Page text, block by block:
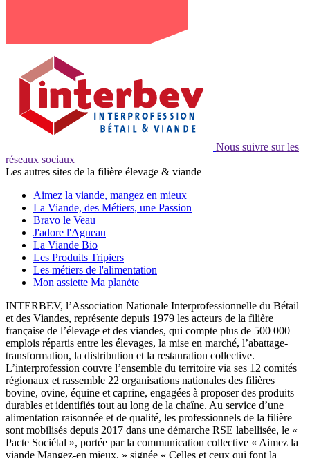
Nous suivre sur les
réseaux sociaux
Les autres sites de la filière élevage & viande
Aimez la viande, mangez en mieux
La Viande, des Métiers, une Passion
Bravo le Veau
J'adore l'Agneau
La Viande Bio
Les Produits Tripiers
Les métiers de l'alimentation
Mon assiette Ma planète
INTERBEV, l’Association Nationale Interprofessionnelle du Bétail
et des Viandes, représente depuis 1979 les acteurs de la filière
française de l’élevage et des viandes, qui compte plus de 500 000
emplois répartis entre les élevages, la mise en marché, l’abattage-
transformation, la distribution et la restauration collective.
L’interprofession couvre l’ensemble du territoire via ses 12 comités
régionaux et rassemble 22 organisations nationales des filières
bovine, ovine, équine et caprine, engagées à proposer des produits
durables et identifiés tout au long de la chaîne. Au service d’une
alimentation raisonnée et de qualité, les professionnels de la filière
sont mobilisés depuis 2017 dans une démarche RSE labellisée, le «
Pacte Sociétal », portée par la communication collective « Aimez la
viande Mangez-en mieux. » signée « Celles et ceux qui font la